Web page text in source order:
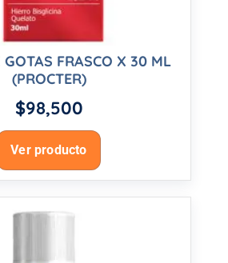
FRASCO X 30 ML
(PROCTER)
$98,500
Ver producto